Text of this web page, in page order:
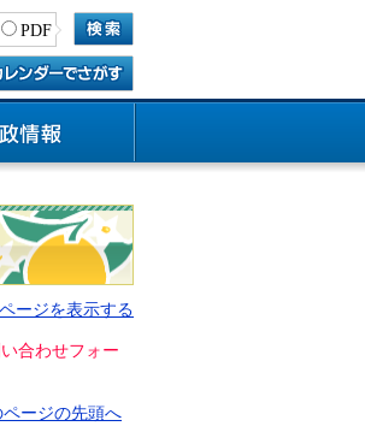
PDF
ージを表示する
合わせフォー
ページの先頭へ